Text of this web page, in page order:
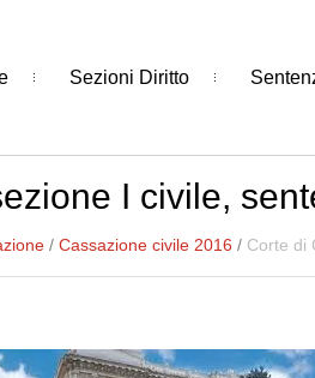
Sezioni Diritto
I civile,
/ Cassazione civile 2016 / Corte di